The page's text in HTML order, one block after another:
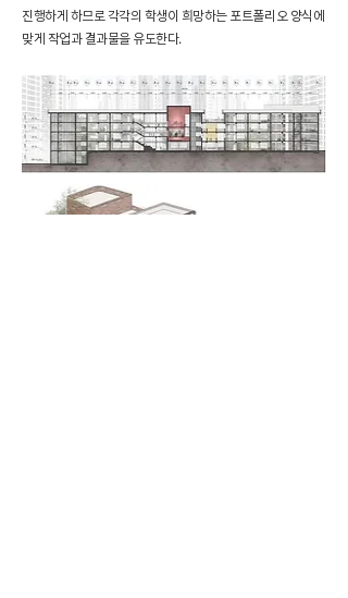
진행하게 하므로 각각의 학생이 희망하는 포트폴리오 양식에
맞게 작업과 결과물을 유도한다.